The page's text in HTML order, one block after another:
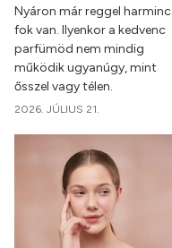
Nyáron már reggel harminc
fok van. Ilyenkor a kedvenc
parfümöd nem mindig
működik ugyanúgy, mint
ősszel vagy télen.
2026. JÚLIUS 21.